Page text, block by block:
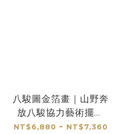
八駿圖金箔畫｜山野奔
放八駿協力藝術擺飾
企業開業升遷吉祥送禮
NT$6,880 ~ NT$7,360